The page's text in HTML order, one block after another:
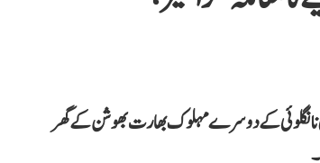
نانگلوئی کے دوسرے مہلوک بھارت بھوشن کے گھر